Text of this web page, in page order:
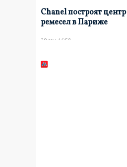
Chanel построят
ремесел в Париже
29 сен, 16:58